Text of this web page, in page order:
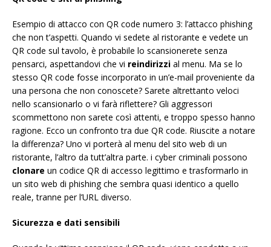
Esempio di attacco con QR code numero 3: l’attacco phishing
che non t’aspetti. Quando vi sedete al ristorante e vedete un
QR code sul tavolo, è probabile lo scansionerete senza
pensarci, aspettandovi che vi reindirizzi al menu. Ma se lo
stesso QR code fosse incorporato in un’e-mail proveniente da
una persona che non conoscete? Sarete altrettanto veloci
nello scansionarlo o vi farà riflettere? Gli aggressori
scommettono non sarete così attenti, e troppo spesso hanno
ragione. Ecco un confronto tra due QR code. Riuscite a notare
la differenza? Uno vi porterà al menu del sito web di un
ristorante, l’altro da tutt’altra parte. i cyber criminali possono
clonare un codice QR di accesso legittimo e trasformarlo in
un sito web di phishing che sembra quasi identico a quello
reale, tranne per l’URL diverso.
Sicurezza e dati sensibili